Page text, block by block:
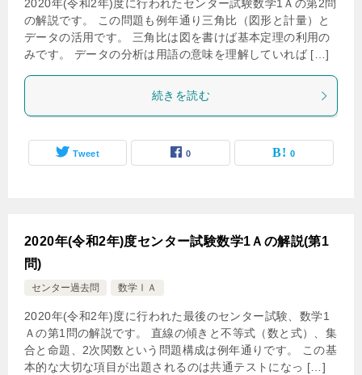
2020年(令和2年)度に行われたセンター試験数学1Ａの第2問
の解説です。 この問題も例年通り三角比（図形と計量）と
データの活用です。 三角比は図を書けば基本定理の利用の
みです。 データの分析は用語の意味を理解していれば […]
続きを読む
Tweet 0 0
2020年(令和2年)度センター試験数学1Ａの解説(第1
問)
センター過去問 数学ⅠＡ
2020年(令和2年)度に行われた最後のセンター試験、数学1
Ａの第1問の解説です。 直線の傾きと不等式（数と式）、集
合と命題、2次関数という問題構成は例年通りです。 この基
本的な大切な項目が出題されるのは共通テストになっ […]